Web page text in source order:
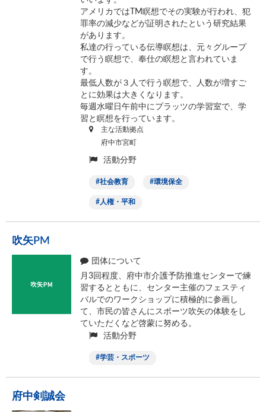
アメリカではTM瞑想でその実験が行われ、犯
罪率の減少などが証明されたという研究結果
があります。
私達の行っている伝導瞑想は、元々グループ
で行う瞑想で、奉仕の瞑想と言われていま
す。
最低人数が３人で行う瞑想で、人数が増すご
とに効果は大きくなります。
毎週水曜日午前中にプラッツの学習室で、学
習と瞑想を行っています。
主な活動拠点
府中市宮町
活動分野
社会教育 環境保全
人権・平和
吹矢PM
団体について
月3回程度、府中市介護予防推進センターで練
習するとともに、センター主催のフェスティ
バルでのワークショップに積極的に参画し
て、市民の皆さんにスポーツ吹矢の体験をし
ていただくなど啓蒙に努める。
活動分野
学芸・スポーツ
府中剣誠会